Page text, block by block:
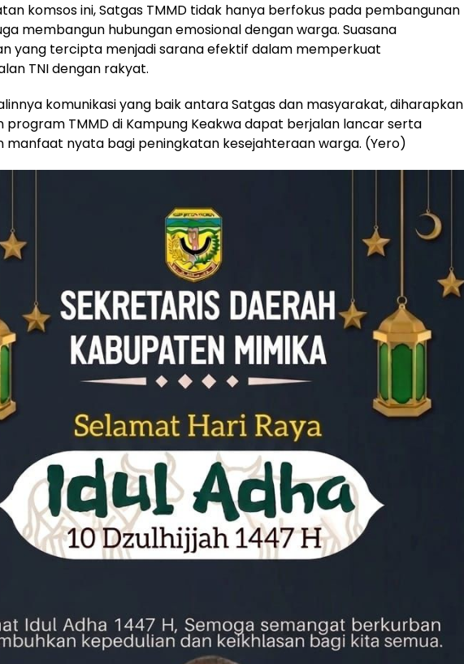
komsos ini, Satgas TMMD tidak hanya berfokus pada pembangunan
membangun hubungan emosional dengan warga. Suasana
yang tercipta menjadi sarana efektif dalam memperkuat
TNI dengan rakyat.
komunikasi yang baik antara Satgas dan masyarakat, diharapkan
program TMMD di Kampung Keakwa dapat berjalan lancar serta
manfaat nyata bagi peningkatan kesejahteraan warga. (Yero)